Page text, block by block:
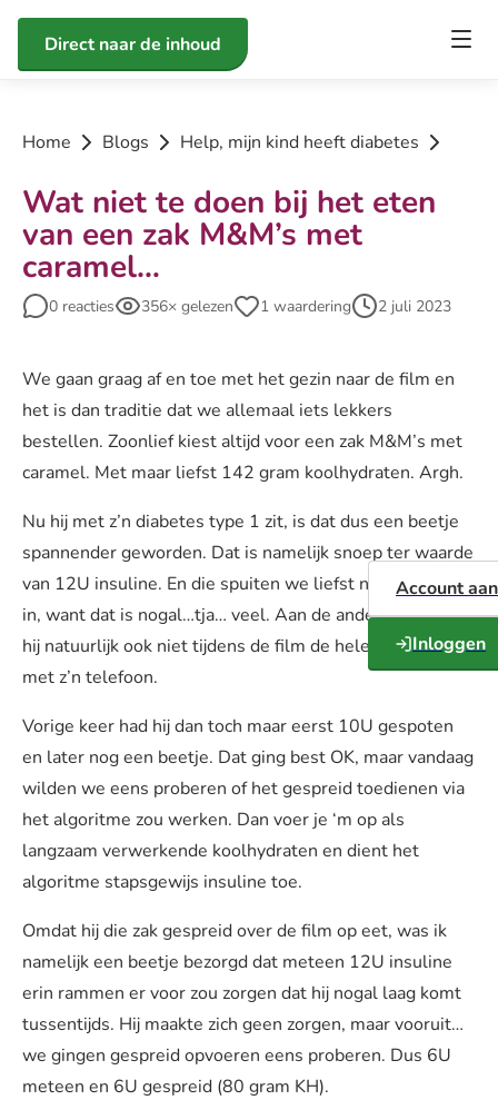
Direct naar de inhoud
Account
Inloggen
Home Blogs Help, mijn kind heeft diabetes
Wat niet te doen bij het eten
van een zak M&M’s met
caramel…
0 reacties 356× gelezen 1 waardering 2 juli 2023
We gaan graag af en toe met het gezin naar de film en
het is dan traditie dat we allemaal iets lekkers
bestellen. Zoonlief kiest altijd voor een zak M&M’s met
caramel. Met maar liefst 142 gram koolhydraten. Argh.
Nu hij met z’n diabetes type 1 zit, is dat dus een beetje
spannender geworden. Dat is namelijk snoep ter waarde
van 12U insuline. En die spuiten we liefst niet in 1 keer
in, want dat is nogal…tja… veel. Aan de andere kant wil
hij natuurlijk ook niet tijdens de film de hele tijd klooien
met z’n telefoon.
Vorige keer had hij dan toch maar eerst 10U gespoten
en later nog een beetje. Dat ging best OK, maar vandaag
wilden we eens proberen of het gespreid toedienen via
het algoritme zou werken. Dan voer je ‘m op als
langzaam verwerkende koolhydraten en dient het
algoritme stapsgewijs insuline toe.
Omdat hij die zak gespreid over de film op eet, was ik
namelijk een beetje bezorgd dat meteen 12U insuline
erin rammen er voor zou zorgen dat hij nogal laag komt
tussentijds. Hij maakte zich geen zorgen, maar vooruit…
we gingen gespreid opvoeren eens proberen. Dus 6U
meteen en 6U gespreid (80 gram KH).